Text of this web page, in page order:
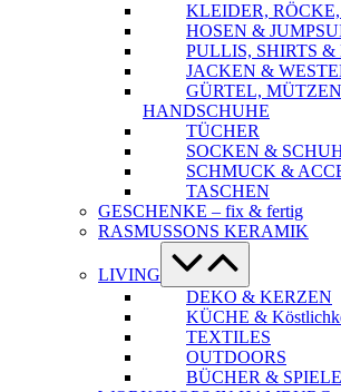
KLEIDER,
HOSEN &
PULLIS, SHIRTS &
JACKEN &
GÜRTEL,
HANDSCHUHE
TÜCHER
SOCKEN &
SCHMUCK &
TASCHEN
GESCHENKE – fix & fertig
RASMUSSONS KERAMIK
LIVING
Menü-
Schalter
DEKO & KERZEN
KÜCHE &
TEXTILES
OUTDOORS
BÜCHER & SPIELE